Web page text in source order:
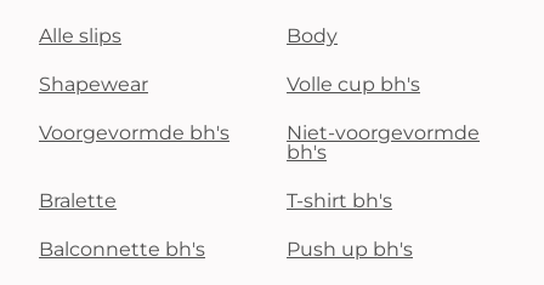
Alle slips Body
Shapewear Volle cup bh's
Voorgevormde bh's
Niet-voorgevormde
bh's
Bralette T-shirt bh's
Balconnette bh's Push up bh's